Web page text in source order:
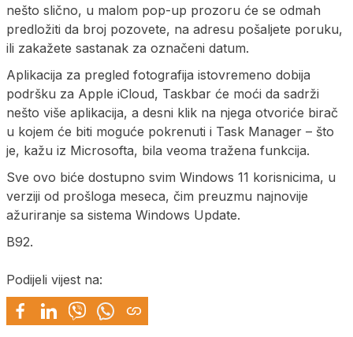
nešto slično, u malom pop-up prozoru će se odmah
predložiti da broj pozovete, na adresu pošaljete poruku,
ili zakažete sastanak za označeni datum.
Aplikacija za pregled fotografija istovremeno dobija
podršku za Apple iCloud, Taskbar će moći da sadrži
nešto više aplikacija, a desni klik na njega otvoriće birač
u kojem će biti moguće pokrenuti i Task Manager – što
je, kažu iz Microsofta, bila veoma tražena funkcija.
Sve ovo biće dostupno svim Windows 11 korisnicima, u
verziji od prošloga meseca, čim preuzmu najnovije
ažuriranje sa sistema Windows Update.
B92.
Podijeli vijest na: